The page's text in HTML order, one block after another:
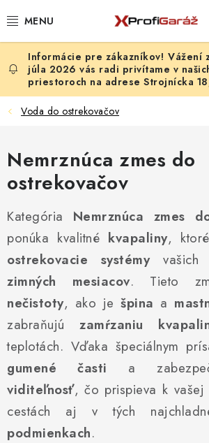
na
REALIZÁCIE & RIEŠENIA
AKCIE A NOVINKY
NÁRADIE PODĽA TYPU OPRAVY
NÁRADIE
ČISTENIE A UMÝVANIE
PROFI PORADŇA
GARÁŽOVÝ BAZÁR
AUTODOPLNKY
KRYCIE PLACHTY - CELTY
Vážení
júla 2026 vás radi privítame v
priestoroch na adrese Strojnícka
Voda do ostrekovačov
Nemrznúca zmes do
ostrekovačov
Kategória Nemrznúca zmes
ponúka kvalitné kvapaliny,
ostrekovacie systémyvašich
zimných mesiacov. Tieto
nečistoty, ako ješpina a
zabraňujúzamŕzaniu
teplotách. Vďaka špeciálnym
gumené časti a
viditeľnosť, čo prispieva k vašej
cestách aj v tých
podmienkach.